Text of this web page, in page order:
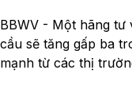
BBWV - Một hãng tư
cầu sẽ tăng gấp ba
mạnh từ các thị